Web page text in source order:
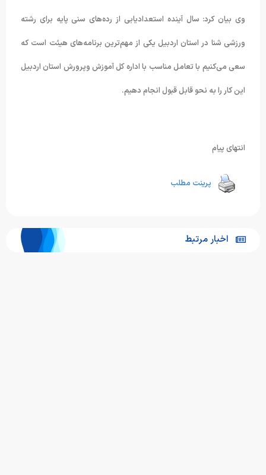
وی بیان کرد: سال آینده استعدادیابی از رده‌های سنی پایه برای رشته
ورزشی شنا در استان اردبیل یکی از مهم‌ترین برنامه‌های هیئت است که
سعی می‌کنیم با تعامل مناسب با اداره کل آموزش وپرورش استان اردبیل
این کار را به نحو قابل قبول انجام دهیم.
انتهای پیام
پرینت مطلب
اخبار مرتبط